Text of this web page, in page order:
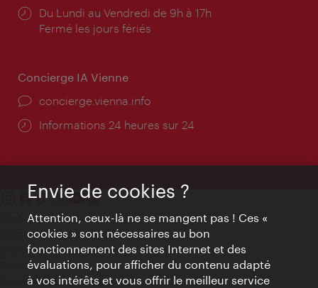
Horaires
d'ouverture:
Du Lundi au Vendredi de 9h à 17h
Fermé les jours fériés
Concierge IA Vienne
Ort:
concierge.vienna.info
Öffnungszeiten:
Informations 24 heures sur 24
Contact
Mentions obligatoires
Charte sur le respect de la vie privée
Terms of Use
Accessibilité
Envie de cookies ?
Attention, ceux-là ne se mangent pas ! Ces «
cookies » sont nécessaires au bon
fonctionnement des sites Internet et des
évaluations, pour afficher du contenu adapté
à vos intérêts et vous offrir le meilleur service